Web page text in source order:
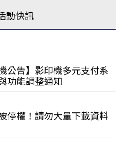
動快訊
公告】影印機多元支付系
功能調整通知
停權！請勿大量下載資料